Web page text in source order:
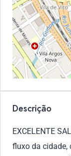
Descrição
EXCELENTE
fluxo da cidade,